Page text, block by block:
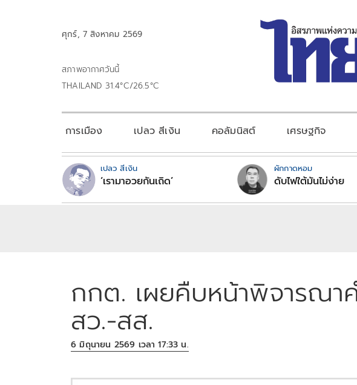
ศุกร์, 7 สิงหาคม 2569
สภาพอากาศวันนี้
THAILAND 31.4°C/26.5°C
การเมือง เปลว สีเงิน คอลัมนิสต์ เศรษฐกิจ
เปลว สีเงิน
‘เรามาอวยกันเถิด’
ผักกาดหอม
ดับไฟใต้มันไม่ง่าย
กกต. เผยคืบหน้าพิจารณา
สว.-สส.
6 มิถุนายน 2569 เวลา 17:33 น.